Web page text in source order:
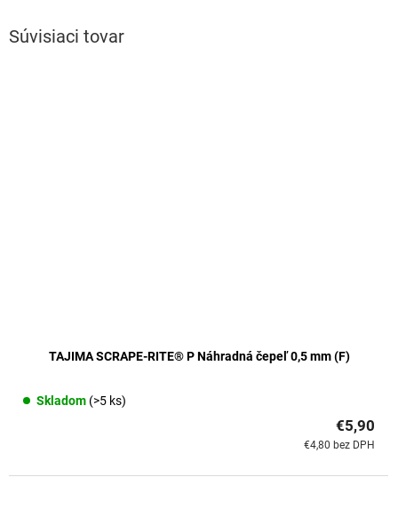
Súvisiaci tovar
TAJIMA SCRAPE-RITE® P Náhradná čepeľ 0,5 mm (F)
Skladom (>5 ks)
€4,80 bez DPH
€5,90